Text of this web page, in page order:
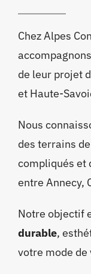
Chez Alpes
de leur projet
et Haute-
Nous
des terrains
compliqués et
entre Annecy,
Notre objectif
durable,
votre mode de